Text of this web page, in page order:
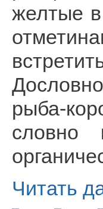
желтые
рыба-
словно
Читать